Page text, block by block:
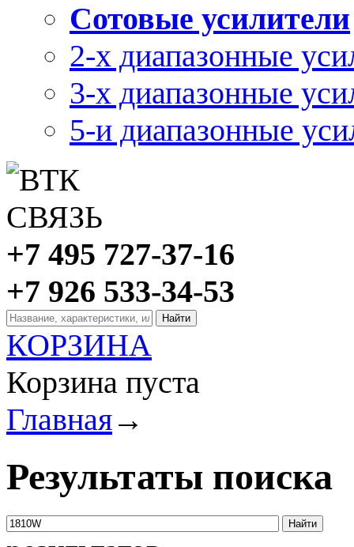
Сотовые усилители
2-х диапазонные
3-х диапазонные
5-и диапазонные
+7 495 727-37-16
+7 926 533-34-53
КОРЗИНА
Корзина пуста
Главная→
Результаты поиска